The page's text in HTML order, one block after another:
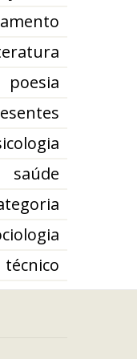
poesia
saúde
técnico